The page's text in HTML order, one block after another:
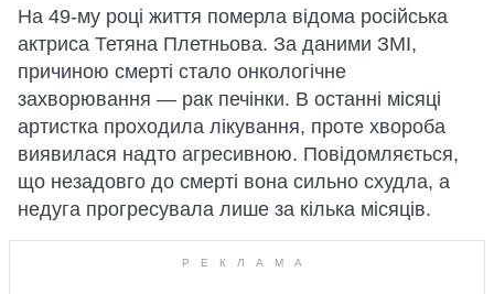
На 49-му році життя померла відома російська
актриса Тетяна Плетньова. За даними ЗМІ,
причиною смерті стало онкологічне
захворювання — рак печінки. В останні місяці
артистка проходила лікування, проте хвороба
виявилася надто агресивною. Повідомляється,
що незадовго до смерті вона сильно схудла, а
недуга прогресувала лише за кілька місяців.